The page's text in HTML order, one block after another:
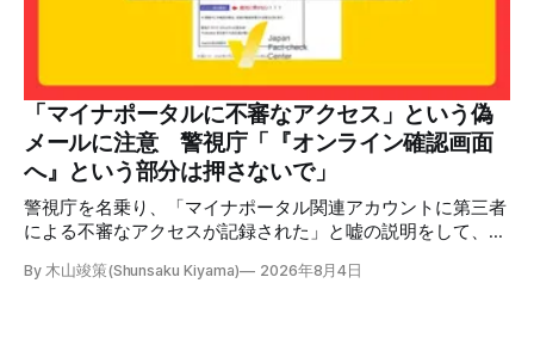
ポストされ、表示は20万件を超える。 投稿には「私の日本
語力が衰えていたら申し訳ないですが、動画に『韓国』と書
いてあるように見えます」などの英語の指摘もあるが、「日
本が犯した残虐行為を謝罪するのは悪いことだと思わない」
「共産主義者に恥じて頭を下げるべき人はいない」など、拡
散した投稿を真に受けた反応も多いため検証する。 検証過
程 動
「マイナポータルに不審なアクセス」という偽
メールに注意 警視庁「『オンライン確認画面
へ』という部分は押さないで」
警視庁を名乗り、「マイナポータル関連アカウントに第三者
による不審なアクセスが記録された」と嘘の説明をして、リ
で、メール内のリンクを押さないようにと注意を呼びかけて
By 木山竣策(Shunsaku Kiyama) 2026年8月4日